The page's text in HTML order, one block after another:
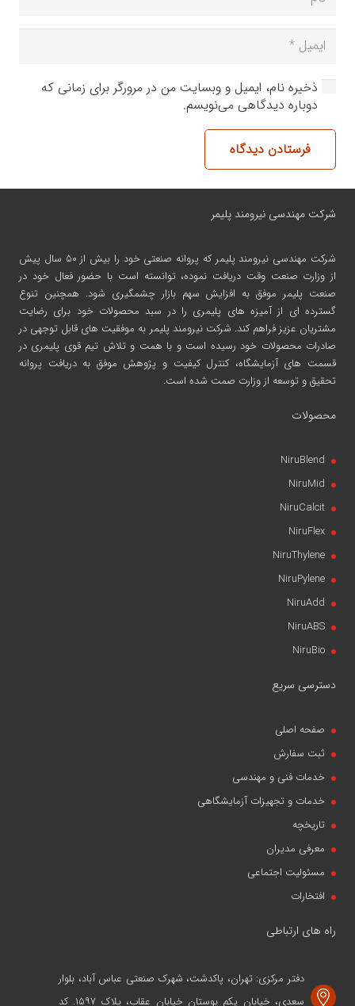
ذخیره نام، ایمیل و وبسایت من در مرورگر برای زمانی که
دوباره دیدگاهی می‌نویسم.
فرستادن دیدگاه
شرکت مهندسی نیرومند پلیمر
شرکت مهندسی نیرومند پلیمر
که پروانه صنعتی خود را بیش از ۵۰ سال پیش
از وزارت صنعت وقت دریافت نموده، توانسته است با حضور فعال خود در
صنعت پلیمر موفق به افزایش سهم بازار چشمگیری شود. همچنین تنوع
گسترده ای از آمیزه های پلیمری را در سبد محصولات خود برای رضایت
مشتریان عزیز فراهم کند. شرکت نیرومند پلیمر به موفقیت های قابل توجهی در
صادرات محصولات خود رسیده است و با همت و تلاش تیم قوی پلیمری در
قسمت های آزمایشگاه، کنترل کیفیت و پژوهش موفق به دریافت پروانه
تحقیق و توسعه از وزارت صمت شده است.
محصولات
NiruBlend
NiruMid
NiruCalcit
NiruFlex
NiruThylene
NiruPylene
NiruAdd
NiruABS
NiruBio
دسترسی سریع
صفحه اصلی
ثبت سفارش
خدمات فنی و مهندسی
خدمات و تجهیزات آزمایشگاهی
تاریخچه
معرفی مدیران
مسئولیت اجتماعی
افتخارات
راه های ارتباطی
دفتر مرکزی: تهران، پاکدشت، شهرک صنعتی عباس آباد، بلوار
سعدی، خیابان یکم بوستان خیابان عقاب، پلاک ۱۵۹۷. کد